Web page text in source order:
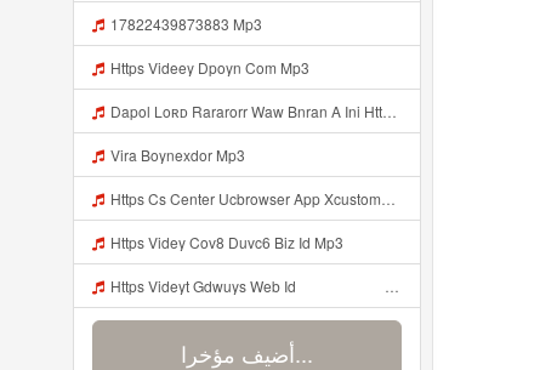
17822439873883 Mp3
Https Videey Dpoyn Com Mp3
Dapol Loʀᴅ Rararorr Waw Bnran A Ini Https Videy Lnbcz Web Id Ini Kah ᅠ ᅠ ᅠ ᅠ ᅠ ᅠ ᅠ ᅠ ᅠ ᅠ ᅠ ᅠ ᅠ ᅠ ᅠ ᅠ ᅠ ᅠ ᅠ ᅠ ᅠ ᅠ ᅠ ᅠ ᅠ ᅠ ᅠ ᅠ ᅠ ᅠ ᅠ ᅠ ᅠ ᅠ ᅠ ᅠ ᅠ ᅠ ᅠ ᅠ ᅠ ᅠ ᅠ ᅠ ᅠ ᅠ ᅠ ᅠ ᅠ ᅠ ᅠ ᅠ ᅠ ᅠ ᅠ ᅠ ᅠ ᅠ ᅠ ᅠ ᅠ Dapol Loʀᴅ Rararorr Waw Bnran A Ini Https Videy Lnbcz Web Id Ini Mp3
Vira Boynexdor Mp3
Https Cs Center Ucbrowser App Xcustomer Index Instance UCgjbfxjb Uc Param Str Einibicppfmivefrlantcunwsssvjbktchnnsndddsut Pwdid A95eabd0932f4 Mp3
Https Videy Cov8 Duvc6 Biz Id Mp3
Https Videyt Gdwuys Web Idᅟᅟᅟᅟᅟᅟᅟᅟᅟᅟᅟᅟᅟᅟᅟᅟᅟᅟᅟᅟᅟᅟᅟᅟᅟᅟᅟᅟᅟᅟᅟᅟᅟᅟᅟᅟᅟᅟᅟᅟᅟᅟᅟᅟᅟᅟᅟᅟᅟᅟᅟᅟᅟᅟᅟᅟᅟᅟᅟᅟ ᅠ ᅠ ᅠ ᅠ ᅠ ᅠ ᅠ ᅠ ᅠ ᅠ ᅠ ᅠ ᅠ ᅠ ᅠ ᅠ ᅠ ᅠ ᅠ ᅠ ᅠ ᅠ ᅠ ᅠ ᅠ ᅠ ᅠ ᅠ ᅠ ᅠ ᅠ ᅠ ᅠ ᅠ ᅠ ᅠ ᅠ ᅠ ᅠ ᅠ ᅠ ᅠ ᅠ ᅠ ᅠ ᅠ ᅠ ᅠ ᅠ ᅠ ᅠ ᅠ ᅠ ᅠ ᅠ ᅠ Mp3
أضيف مؤخرا...